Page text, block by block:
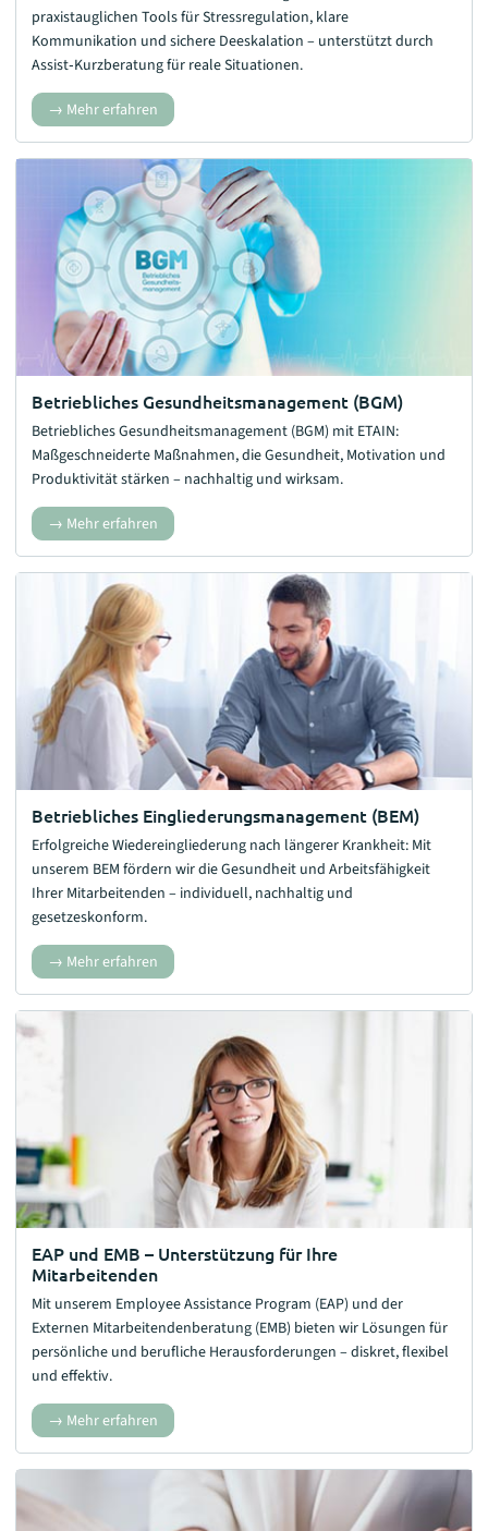
praxistauglichen Tools für Stressregulation, klare
Kommunikation und sichere Deeskalation – unterstützt durch
Assist‑Kurzberatung für reale Situationen.
Mehr erfahren
Betriebliches Gesundheitsmanagement (BGM)
Betriebliches Gesundheitsmanagement (BGM) mit ETAIN:
Maßgeschneiderte Maßnahmen, die Gesundheit, Motivation und
Produktivität stärken – nachhaltig und wirksam.
Mehr erfahren
Betriebliches Eingliederungsmanagement (BEM)
Erfolgreiche Wiedereingliederung nach längerer Krankheit: Mit
unserem BEM fördern wir die Gesundheit und Arbeitsfähigkeit
Ihrer Mitarbeitenden – individuell, nachhaltig und
gesetzeskonform.
Mehr erfahren
EAP und EMB – Unterstützung für Ihre
Mitarbeitenden
Mit unserem Employee Assistance Program (EAP) und der
Externen Mitarbeitendenberatung (EMB) bieten wir Lösungen für
persönliche und berufliche Herausforderungen – diskret, flexibel
und effektiv.
Mehr erfahren